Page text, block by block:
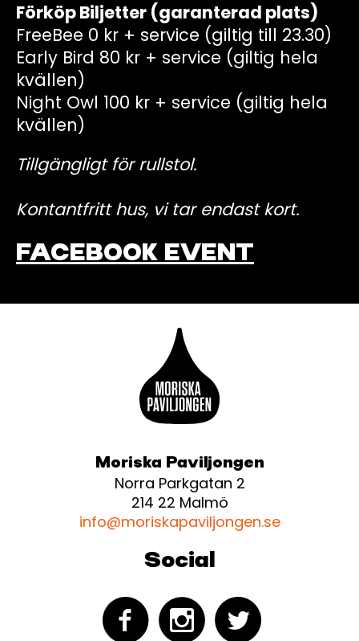
Förköp Biljetter (garanterad plats)
FreeBee 0 kr + service (giltig till 23.30)
Early Bird 80 kr + service (giltig hela
kvällen)
Night Owl 100 kr + service (giltig hela
kvällen)
Tillgängligt för rullstol.
Kontantfritt hus, vi tar endast kort.
FACEBOOK EVENT
Moriska Paviljongen
Norra Parkgatan 2
214 22 Malmö
info@moriskapaviljongen.se
Social